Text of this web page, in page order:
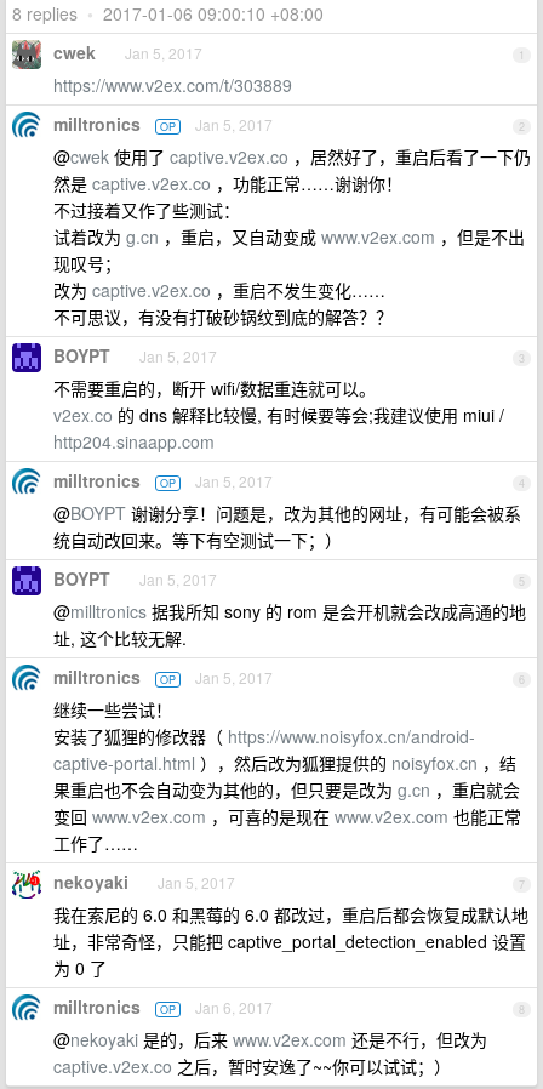
8 replies • 2017-01-06 09:00:10 +08:00
1
cwek Jan 5, 2017
https://www.v2ex.com/t/303889
2
milltronics OP Jan 5, 2017
@cwek 使用了 captive.v2ex.co ，居然好了，重启后看了一下仍
然是 captive.v2ex.co ，功能正常……谢谢你！
不过接着又作了些测试：
试着改为 g.cn ，重启，又自动变成 www.v2ex.com ，但是不出
现叹号；
改为 captive.v2ex.co ，重启不发生变化……
不可思议，有没有打破砂锅纹到底的解答？？
3
BOYPT Jan 5, 2017
不需要重启的，断开 wifi/数据重连就可以。
v2ex.co 的 dns 解释比较慢, 有时候要等会;我建议使用 miui /
http204.sinaapp.com
4
milltronics OP Jan 5, 2017
@BOYPT 谢谢分享！问题是，改为其他的网址，有可能会被系
统自动改回来。等下有空测试一下；）
5
BOYPT Jan 5, 2017
@milltronics 据我所知 sony 的 rom 是会开机就会改成高通的地
址, 这个比较无解.
6
milltronics OP Jan 5, 2017
继续一些尝试！
安装了狐狸的修改器（ https://www.noisyfox.cn/android-
captive-portal.html ），然后改为狐狸提供的 noisyfox.cn ，结
果重启也不会自动变为其他的，但只要是改为 g.cn ，重启就会
变回 www.v2ex.com ，可喜的是现在 www.v2ex.com 也能正常
工作了……
7
nekoyaki Jan 5, 2017
我在索尼的 6.0 和黑莓的 6.0 都改过，重启后都会恢复成默认地
址，非常奇怪，只能把 captive_portal_detection_enabled 设置
为 0 了
8
milltronics OP Jan 6, 2017
@nekoyaki 是的，后来 www.v2ex.com 还是不行，但改为
captive.v2ex.co 之后，暂时安逸了~~你可以试试；）